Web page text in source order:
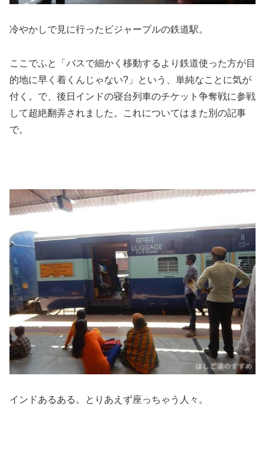
冷やかしで見に行ったビジャープルの鉄道駅。
ここでふと「バスで細かく移動するより鉄道使った方が目
的地に早く着くんじゃない?」という、単純なことに気が
付く。で、後日インドの寝台列車のチケット争奪戦に参戦
して超絶翻弄されました。これについてはまた別の記事
で。
インドあるある。とりあえず座っちゃう人々。